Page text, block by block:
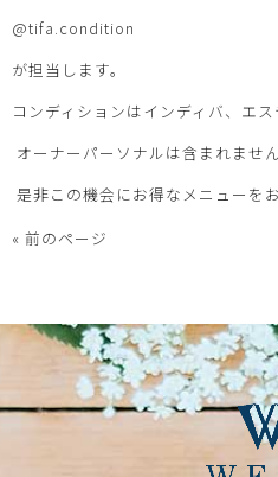
@tifa.condition
が担当します。
コンディションはインディバ、エス
オーナーパーソナルは含まれませ
是非この機会にお得なメニューを
« 前のページ